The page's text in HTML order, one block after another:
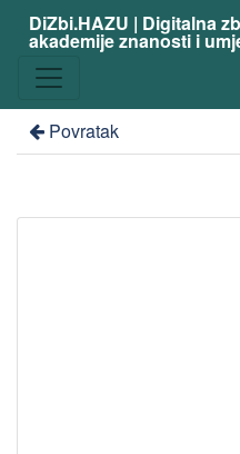
DiZbi.HAZU | Digitalna
akademije znanosti i
Povratak